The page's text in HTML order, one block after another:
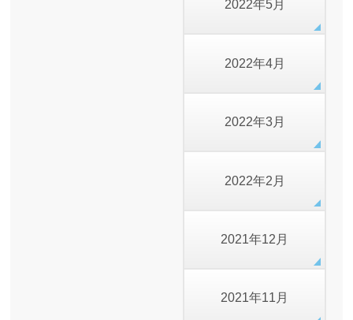
2022年5月
2022年4月
2022年3月
2022年2月
2021年12月
2021年11月